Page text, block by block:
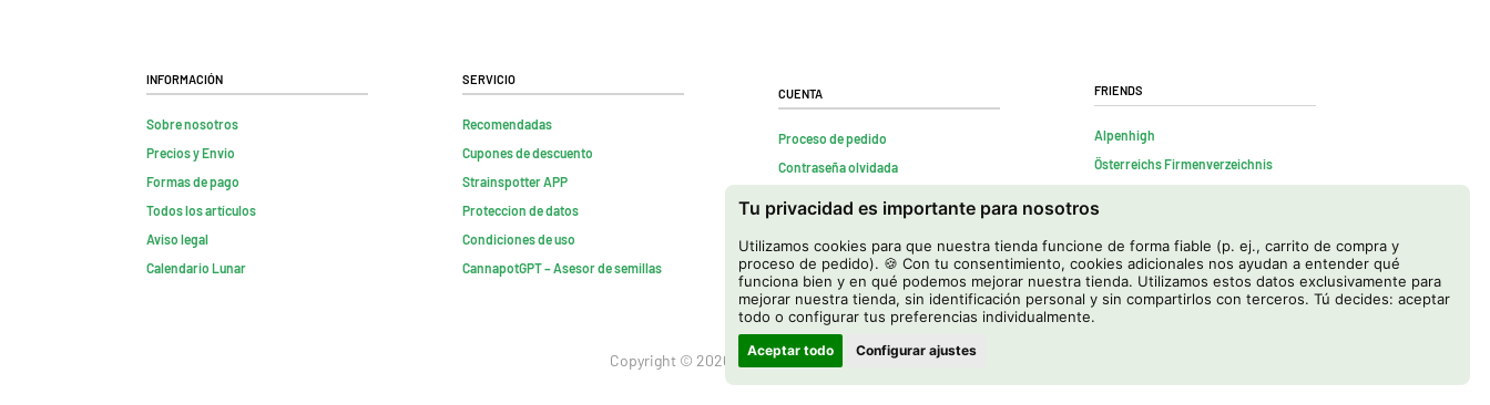
Tu privacidad es importante para nosotros
Utilizamos cookies para que nuestra tienda funcione de forma fiable (p. ej., carrito de compra y
proceso de pedido). 🍪 Con tu consentimiento, cookies adicionales nos ayudan a entender qué
funciona bien y en qué podemos mejorar nuestra tienda. Utilizamos estos datos exclusivamente para
mejorar nuestra tienda, sin identificación personal y sin compartirlos con terceros. Tú decides: aceptar
todo o configurar tus preferencias individualmente.
Aceptar todo Configurar ajustes
Información
Sobre nosotros
Precios y Envio
Formas de pago
Todos los artículos
Aviso legal
Calendario Lunar
Servicio
Recomendadas
Cupones de descuento
Strainspotter APP
Proteccion de datos
Condiciones de uso
CannapotGPT – Asesor de semillas
Cuenta
Proceso de pedido
Contraseña olvidada
Rescindir contrato
Friends
Alpenhigh
Österreichs Firmenverzeichnis
Copyright © 2026 Cannapot Onlineshop